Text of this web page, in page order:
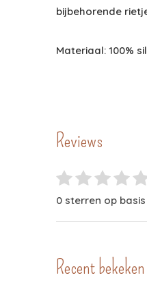
bijbehorende
Materiaal: 100%
Reviews
0 sterren op
Recent bekeken